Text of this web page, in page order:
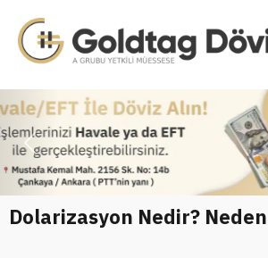
Previous
Dolarizasyon Nedir?